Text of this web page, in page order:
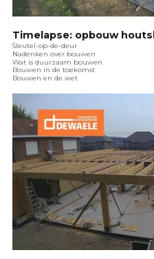
Timelapse: opbouw
Sleutel-op-de-deur
Nadenken over bouwen
Wat is duurzaam bouwen
Bouwen in de toekomst
Bouwen en de wet